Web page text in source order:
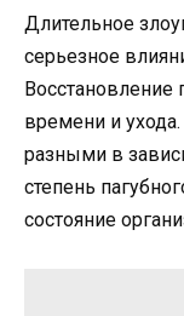
Длительное
серьезное
Восстановление
времени и
разными в
степень
состояние